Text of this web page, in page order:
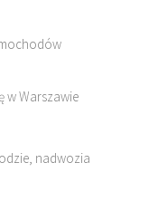
w Warszawie
nadwozia